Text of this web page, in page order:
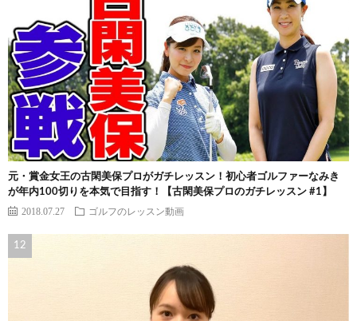
元・賞金女王の古閑美保プロがガチレッスン！初心者ゴルファーなみき
が年内100切りを本気で目指す！【古閑美保プロのガチレッスン #1】
2018.07.27 ゴルフのレッスン動画